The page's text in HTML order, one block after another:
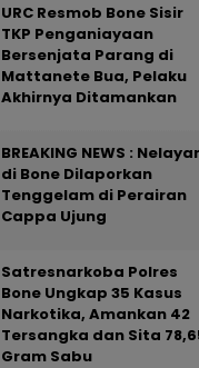
URC Resmob Bone Sisir
TKP Penganiayaan
Bersenjata Parang di
Mattanete Bua, Pelaku
Akhirnya Ditamankan
BREAKING NEWS :
di Bone Dilaporkan
Tenggelam di Perairan
Cappa Ujung
Satresnarkoba Polres
Bone Ungkap 35 Kasus
Narkotika, Amankan 42
Tersangka dan Sita
Gram Sabu